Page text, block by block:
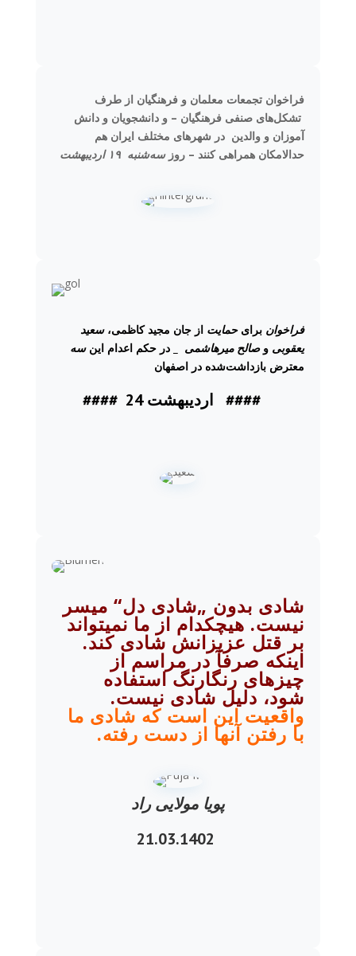
فراخوان تجمعات معلمان و فرهنگیان از طرف
تشکل‌های صنفی فرهنگیان – و دانشجویان و دانش
آموزان و والدین در شهرهای مختلف ایران هم
حدالامکان همراهی کنند – روزسه‌شنبه ۱۹ اردیبهشت
فراخوان برایحمایت از جان مجید کاظمی،سعید
یعقوبی وصالح میرهاشمی _ در حکم اعدام اینسه
معترض بازداشت‌شده در اصفهان
#### 24 اردیبهشت ####
شادی بدون „شادی دل“ میسر
نیست. هیچکدام از ما نمیتواند
بر قتل عزیزانش شادی کند.
اینکه صرفآ در مراسم از
چیزهای رنگارنگ استفاده
شود، دلیل شادی نیست.
واقعیت این است که شادی ما
با رفتن آنها از دست رفته.
پویا مولایی راد
21.03.1402